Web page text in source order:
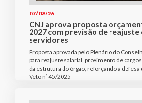
07/08/26
CNJ aprova proposta
2027 com previsão de reajuste
servidores
Proposta aprovada pelo Plenário do
para reajuste salarial, provimento de
da estrutura do órgão, reforçando a defesa
Veto nº 45/2025